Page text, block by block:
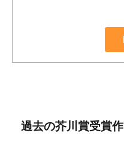
過去の芥川賞受賞作